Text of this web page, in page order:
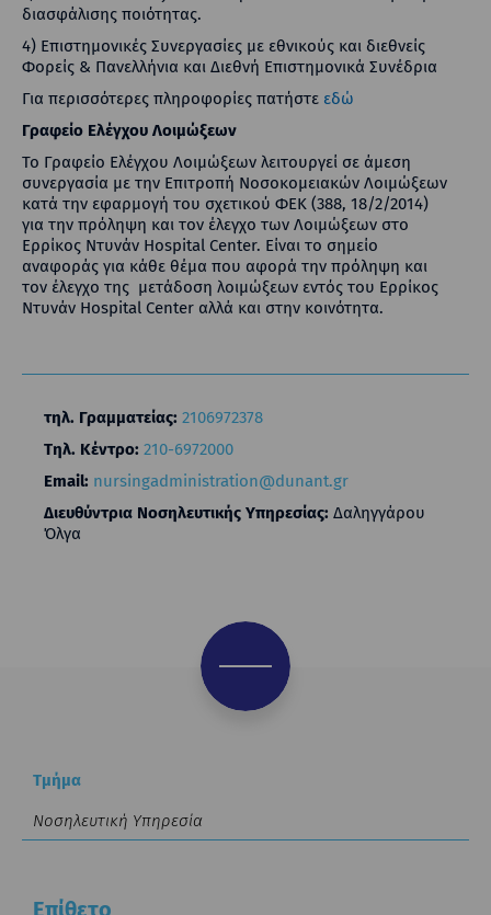
διασφάλισης ποιότητας.
4) Επιστημονικές Συνεργασίες με εθνικούς και διεθνείς
Φορείς & Πανελλήνια και Διεθνή Επιστημονικά Συνέδρια
Για περισσότερες πληροφορίες πατήστε εδώ
Γραφείο Ελέγχου Λοιμώξεων
Το Γραφείο Ελέγχου Λοιμώξεων λειτουργεί σε άμεση
συνεργασία με την Επιτροπή Νοσοκομειακών Λοιμώξεων
κατά την εφαρμογή του σχετικού ΦΕΚ (388, 18/2/2014)
για την πρόληψη και τον έλεγχο των Λοιμώξεων στο
Ερρίκος Ντυνάν Hospital Center. Είναι το σημείο
αναφοράς για κάθε θέμα που αφορά την πρόληψη και
τον έλεγχο της μετάδοση λοιμώξεων εντός του Ερρίκος
Ντυνάν Hospital Center αλλά και στην κοινότητα.
τηλ. Γραμματείας: 2106972378
Τηλ. Κέντρο: 210-6972000
Email: nursingadministration@dunant.gr
Διευθύντρια Νοσηλευτικής Υπηρεσίας: Δαληγγάρου
Όλγα
Τμήμα
Επίθετο